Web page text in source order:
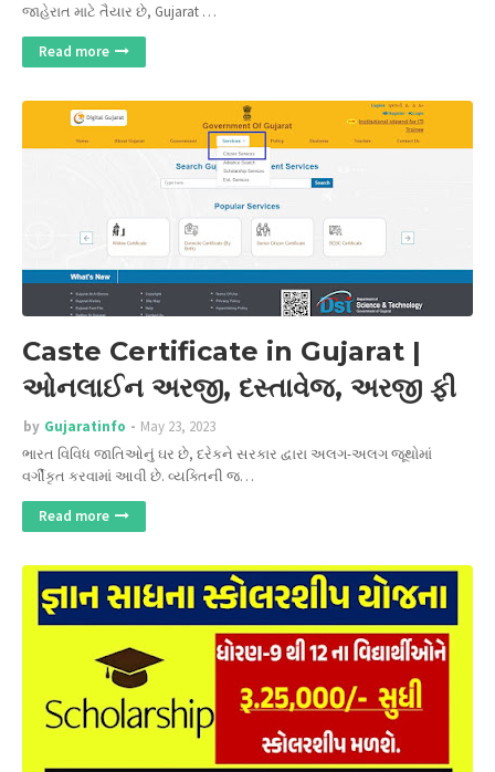
જાહેરાત માટે તૈયાર છે, Gujarat …
Read more
Caste Certificate in Gujarat |
ઓનલાઈન અરજી, દસ્તાવેજ, અરજી ફી
by Gujaratinfo
May 23, 2023
ભારત વિવિધ જાતિઓનું ઘર છે, દરેકને સરકાર દ્વારા અલગ-અલગ જૂથોમાં
વર્ગીકૃત કરવામાં આવી છે. વ્યક્તિની જ…
Read more